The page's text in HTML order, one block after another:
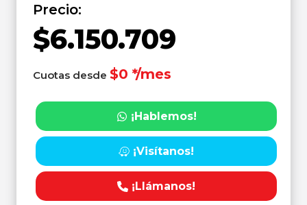
Precio:
$6.150.709
Cuotas desde $0 */mes
¡Hablemos!
¡Visítanos!
¡Llámanos!